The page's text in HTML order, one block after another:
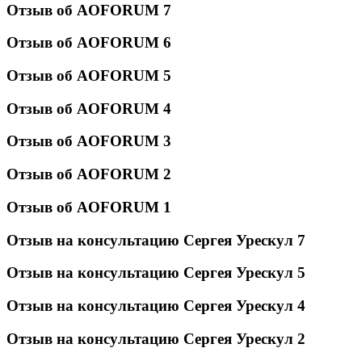
Отзыв об AOFORUM 7
Отзыв об AOFORUM 6
Отзыв об AOFORUM 5
Отзыв об AOFORUM 4
Отзыв об AOFORUM 3
Отзыв об AOFORUM 2
Отзыв об AOFORUM 1
Отзыв на консультацию Сергея Урескул 7
Отзыв на консультацию Сергея Урескул 5
Отзыв на консультацию Сергея Урескул 4
Отзыв на консультацию Сергея Урескул 2